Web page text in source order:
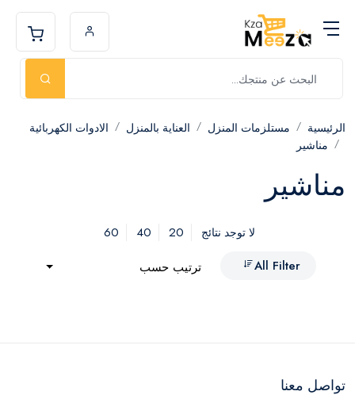
الرئيسية مستلزمات المنزل العناية بالمنزل
الادوات الكهربائية
مناشير
مناشير
لا توجد نتائج 20
40
60
All Filter
ترتيب حسب
تواصل معنا